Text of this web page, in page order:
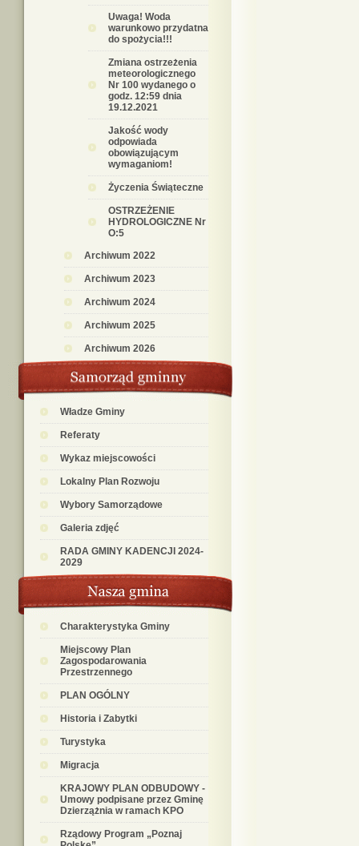
Uwaga! Woda
warunkowo przydatna
do spożycia!!!
Zmiana ostrzeżenia
meteorologicznego
Nr 100 wydanego o
godz. 12:59 dnia
19.12.2021
Jakość wody
odpowiada
obowiązującym
wymaganiom!
Życzenia Świąteczne
OSTRZEŻENIE
HYDROLOGICZNE Nr
O:5
Archiwum 2022
Archiwum 2023
Archiwum 2024
Archiwum 2025
Archiwum 2026
Władze Gminy
Referaty
Wykaz miejscowości
Lokalny Plan Rozwoju
Wybory Samorządowe
Galeria zdjęć
RADA GMINY KADENCJI 2024-
2029
Charakterystyka Gminy
Miejscowy Plan
Zagospodarowania
Przestrzennego
PLAN OGÓLNY
Historia i Zabytki
Turystyka
Migracja
KRAJOWY PLAN ODBUDOWY -
Umowy podpisane przez Gminę
Dzierzążnia w ramach KPO
Rządowy Program „Poznaj